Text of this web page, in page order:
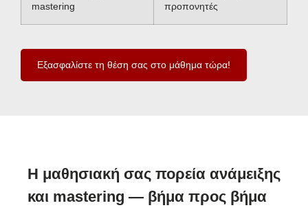
mastering
προπονητές
Εξασφαλίστε τη θέση σας στο μάθημα τώρα!
Η μαθησιακή σας πορεία ανάμειξης
και mastering — βήμα προς βήμα